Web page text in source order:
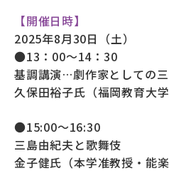
【開催日時】
2025年8月30日（土）
●13：00～14：30
基調講演…劇作家としての
久保田裕子氏（福岡教育大学
●15:00～16:30
三島由紀夫と歌舞伎
金子健氏（本学准教授・能